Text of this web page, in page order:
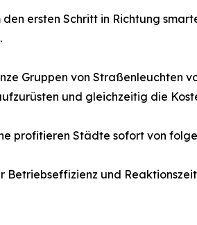
ersten Schritt in Richtung
Gruppen von Straßenleuchten
und gleichzeitig die
profitieren Städte sofort von
und